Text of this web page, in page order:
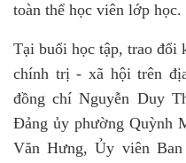
toàn thể học viên lớp học.
Tại buổi học tập, trao đổi
chính trị - xã hội trên
đồng chí Nguyễn Duy
Đảng ủy phường Quỳnh
Văn Hưng, Ủy viên